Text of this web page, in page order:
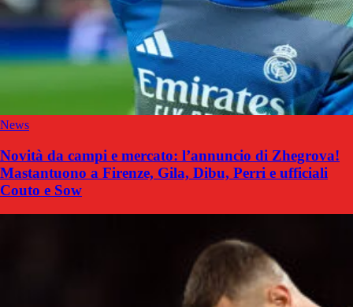
News
Novità da campi e mercato: l’annuncio di Zhegrova!
Mastantuono a Firenze, Gila, Dibu, Perri e ufficiali
Couto e Sow